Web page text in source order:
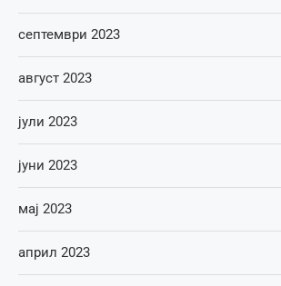
септември 2023
август 2023
јули 2023
јуни 2023
мај 2023
април 2023